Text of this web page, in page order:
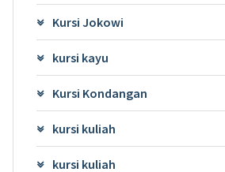
Kursi Jokowi
kursi kayu
Kursi Kondangan
kursi kuliah
kursi kuliah